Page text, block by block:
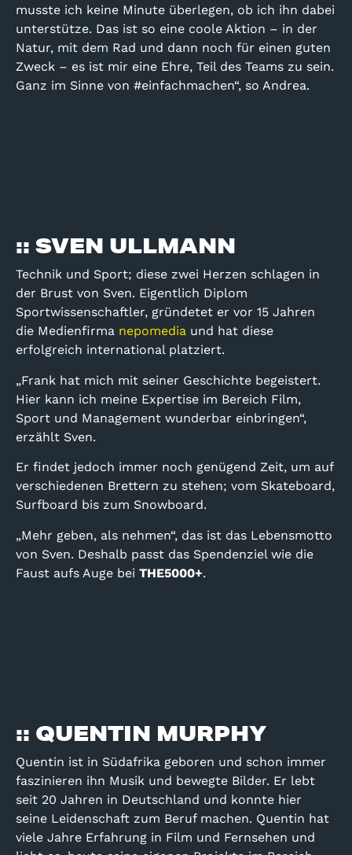
musste ich keine Minute überlegen, ob ich ihn dabei
unterstütze. Das ist so eine coole Aktion – in der
Natur, mit dem Rad und dann noch für einen guten
Zweck – es ist mir eine Ehre, Teil des Teams zu sein.
Ganz im Sinne von #einfachmachen“, so Andrea.
:: SVEN ULLMANN
Technik und Sport; diese zwei Herzen schlagen in
der Brust von Sven. Eigentlich Diplom
Sportwissenschaftler, gründetet er vor 15 Jahren
die Medienfirma nepomedia und hat diese
erfolgreich international platziert.
„Frank hat mich mit seiner Geschichte begeistert.
Hier kann ich meine Expertise im Bereich Film,
Sport und Management wunderbar einbringen“,
erzählt Sven.
Er findet jedoch immer noch genügend Zeit, um auf
verschiedenen Brettern zu stehen; vom Skateboard,
Surfboard bis zum Snowboard.
„Mehr geben, als nehmen“, das ist das Lebensmotto
von Sven. Deshalb passt das Spendenziel wie die
Faust aufs Auge bei THE5000+.
:: QUENTIN MURPHY
Quentin ist in Südafrika geboren und schon immer
faszinieren ihn Musik und bewegte Bilder. Er lebt
seit 20 Jahren in Deutschland und konnte hier
seine Leidenschaft zum Beruf machen. Quentin hat
viele Jahre Erfahrung in Film und Fernsehen und